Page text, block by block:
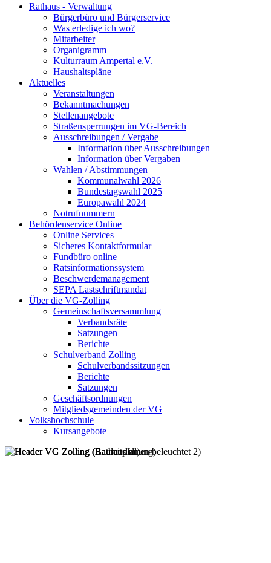
Rathaus - Verwaltung
Bürgerbüro und Bürgerservice
Was erledige ich wo?
Mitarbeiter
Organigramm
Kulturraum Ampertal e.V.
Haushaltspläne
Aktuelles
Veranstaltungen
Bekanntmachungen
Stellenangebote
Straßensperrungen im VG-Bereich
Ausschreibungen / Vergabe
Information über Ausschreibungen
Information über Vergaben
Wahlen / Abstimmungen
Kommunalwahl 2026
Bundestagswahl 2025
Europawahl 2024
Notrufnummern
Behördenservice Online
Online Services
Sicheres Kontaktformular
Fundbüro online
Ratsinformationssystem
Beschwerdemanagement
SEPA Lastschriftmandat
Über die VG-Zolling
Gemeinschaftsversammlung
Verbandsräte
Satzungen
Berichte
Schulverband Zolling
Schulverbandssitzungen
Berichte
Satzungen
Geschäftsordnungen
Mitgliedsgemeinden der VG
Volkshochschule
Kursangebote